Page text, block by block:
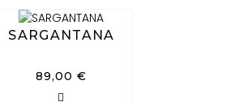
SARGANTANA
89,00€